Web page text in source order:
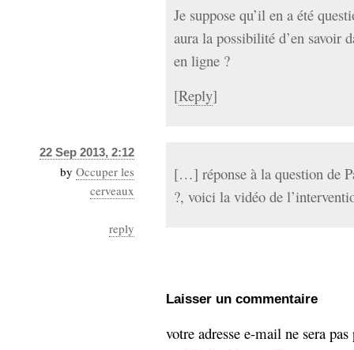
Je suppose qu’il en a été
aura la possibilité d’en savoir
en ligne ?
[Reply]
22 Sep 2013, 2:12
by Occuper les
cerveaux
reply
[…] réponse à la question de
?, voici la vidéo de
Laisser un commentaire
votre adresse e-mail ne sera